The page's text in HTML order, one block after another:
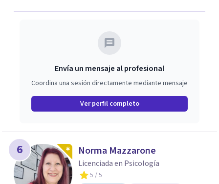
Envía un mensaje al profesional
Coordina una sesión directamente mediante mensaje
Ver perfil completo
6 Norma Mazzarone
Licenciada en Psicología
5 / 5